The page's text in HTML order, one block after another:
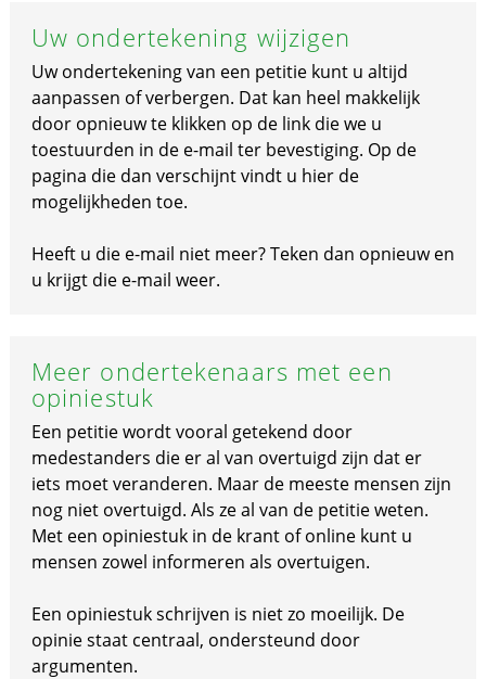
Uw ondertekening wijzigen
Uw ondertekening van een petitie kunt u altijd
aanpassen of verbergen. Dat kan heel makkelijk
door opnieuw te klikken op de link die we u
toestuurden in de e-mail ter bevestiging. Op de
pagina die dan verschijnt vindt u hier de
mogelijkheden toe.
Heeft u die e-mail niet meer? Teken dan opnieuw en
u krijgt die e-mail weer.
Meer ondertekenaars met een
opiniestuk
Een petitie wordt vooral getekend door
medestanders die er al van overtuigd zijn dat er
iets moet veranderen. Maar de meeste mensen zijn
nog niet overtuigd. Als ze al van de petitie weten.
Met een opiniestuk in de krant of online kunt u
mensen zowel informeren als overtuigen.
Een opiniestuk schrijven is niet zo moeilijk. De
opinie staat centraal, ondersteund door
argumenten.